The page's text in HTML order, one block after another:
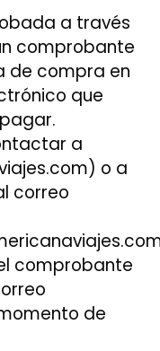
a través
comprobante
de compra en
que
a
o a
correo
comprobante
de